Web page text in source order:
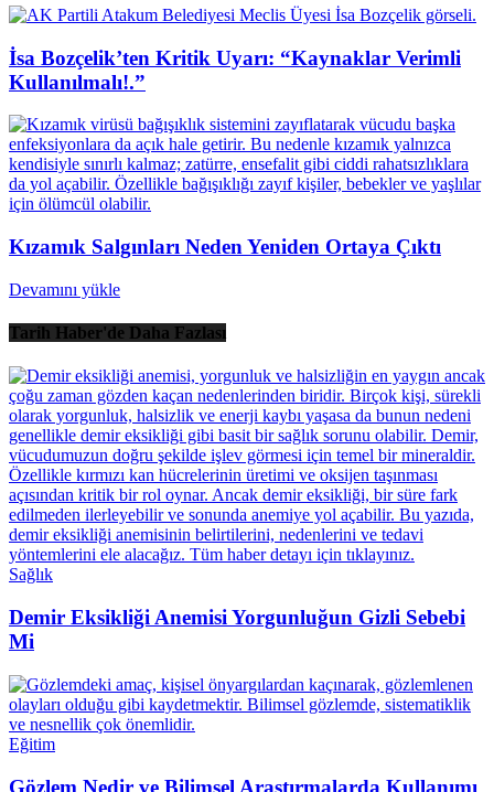
İsa Bozçelik’ten Kritik Uyarı: “Kaynaklar Verimli
Kullanılmalı!.”
Kızamık Salgınları Neden Yeniden Ortaya Çıktı
Devamını yükle
Tarih Haber'de Daha Fazlası
Sağlık
Demir Eksikliği Anemisi Yorgunluğun Gizli Sebebi
Mi
Eğitim
Gözlem Nedir ve Bilimsel Araştırmalarda Kullanımı